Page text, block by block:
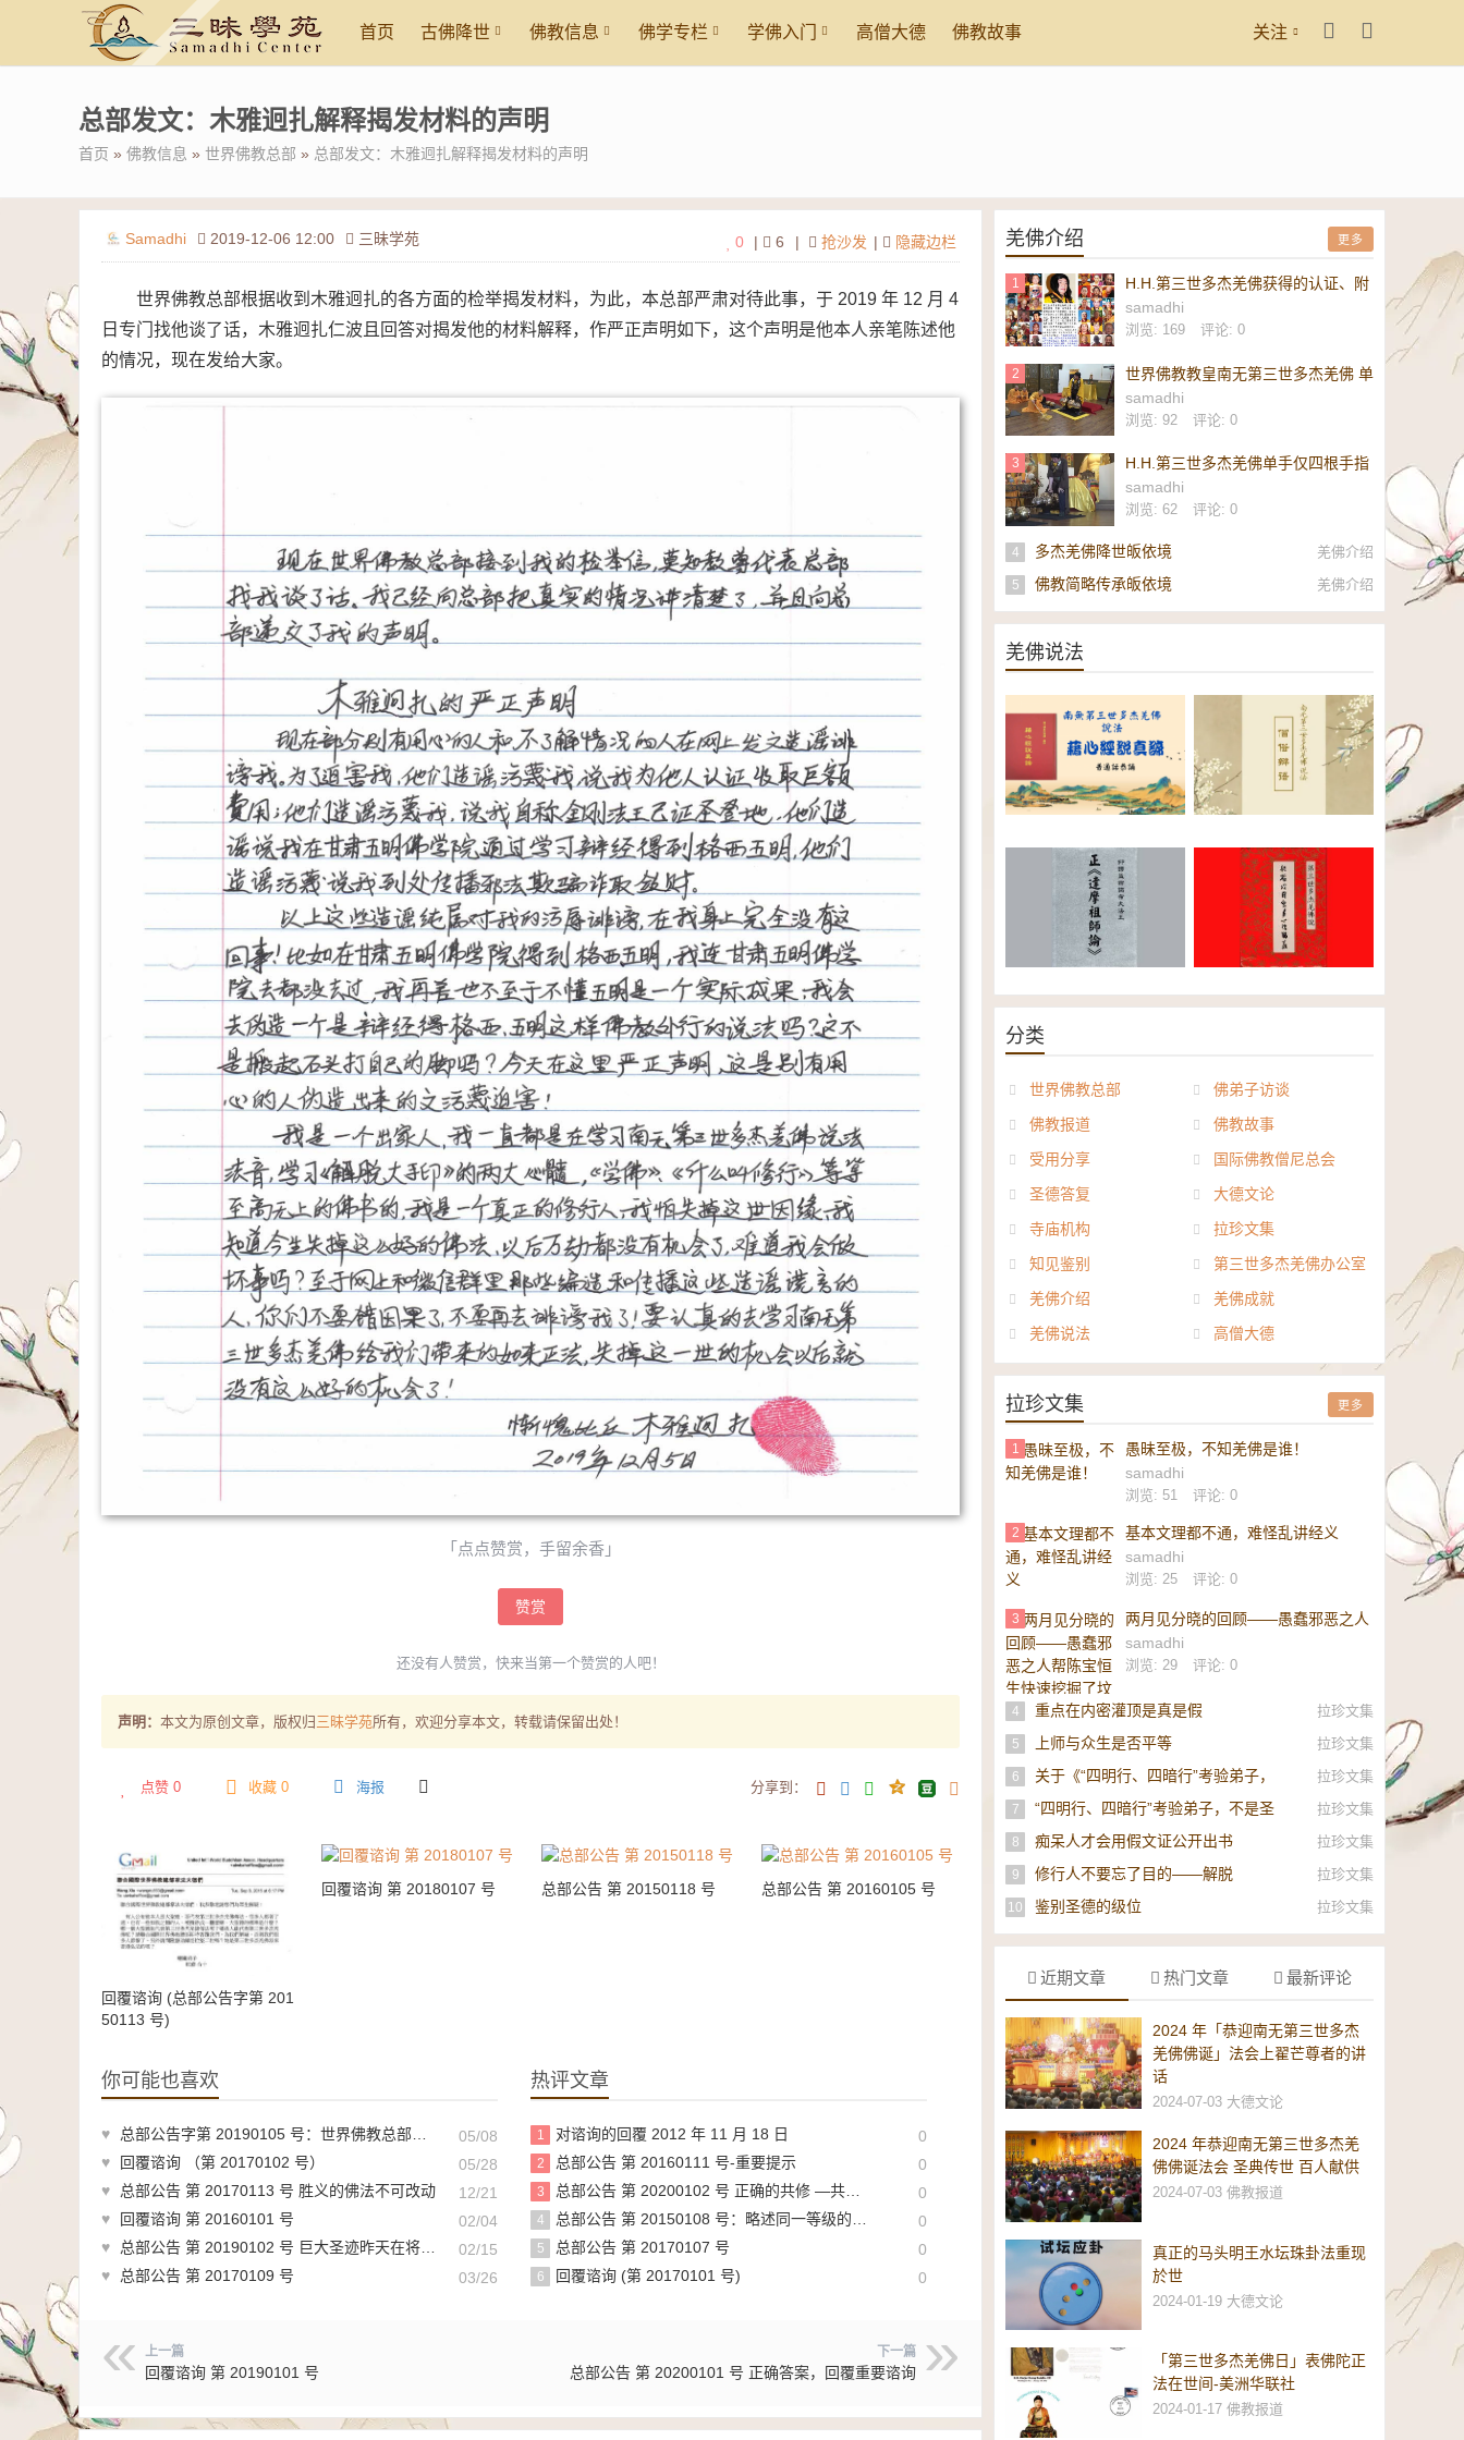
关注
首页 古佛降世 佛教信息 佛学专栏 学佛入门 高僧大德 佛教故事
总部发文：木雅迥扎解释揭发材料的声明
首页 » 佛教信息 » 世界佛教总部 » 总部发文：木雅迥扎解释揭发材料的声明
Samadhi 2019-12-06 12:00 三昧学苑 | 隐藏边栏
| 抢沙发
| 6
0
世界佛教总部根据收到木雅迥扎的各方面的检举揭发材料，为此，本总部严肃对待此事，于 2019 年 12 月 4
日专门找他谈了话，木雅迥扎仁波且回答对揭发他的材料解释，作严正声明如下，这个声明是他本人亲笔陈述他
的情况，现在发给大家。
「点点赞赏，手留余香」
赞赏
还没有人赞赏，快来当第一个赞赏的人吧！
声明： 本文为原创文章，版权归 三昧学苑所有，欢迎分享本文，转载请保留出处！
点赞 0 收藏 0 海报 分享到：
回覆谘询 (总部公告字第 201
50113 号)
回覆谘询 第 20180107 号 总部公告 第 20150118 号 总部公告 第 20160105 号
你可能也喜欢
♥ 总部公告字第 20190105 号：世界佛教总部重要严肃公告
05/08
♥
回覆谘询 （第 20170102 号）
05/28
♥
总部公告 第 20170113 号 胜义的佛法不可改动
12/21
♥
回覆谘询 第 20160101 号
02/04
♥
总部公告 第 20190102 号 巨大圣迹昨天在将建立的佛教城圣天湖上展示
02/15
♥
总部公告 第 20170109 号 03/26
热评文章
1 对谘询的回覆 2012 年 11 月 18 日 0
2 总部公告 第 20160111 号-重要提示 0
3 总部公告 第 20200102 号 正确的共修 —共修不可走题涉偏锋 0
4 总部公告 第 20150108 号：略述同一等级的圣德差别和八风阵 0
5 总部公告 第 20170107 号 0
6 回覆谘询 (第 20170101 号) 0
上一篇
回覆谘询 第 20190101 号
下一篇
总部公告 第 20200101 号 正确答案，回覆重要谘询
更多
羌佛介绍
1
H.H.第三世多杰羌佛获得的认证、附
议、恭贺
samadhi
浏览: 169 评论: 0
2
世界佛教教皇南无第三世多杰羌佛 单
手勾提 437.2 磅金刚杵-维加斯新闻
报
samadhi
浏览: 92 评论: 0
3
H.H.第三世多杰羌佛单手仅四根手指
勾起 437.2 磅重的镇殿金刚杵-美新
社
samadhi
浏览: 62 评论: 0
4 多杰羌佛降世皈依境 羌佛介绍
5 佛教简略传承皈依境 羌佛介绍
羌佛说法
真谛》普通话恭诵（全）电子书
辩语
分类
世界佛教总部
佛弟子访谈
佛教报道
佛教故事
受用分享
国际佛教僧尼总会
圣德答复
大德文论
寺庙机构
拉珍文集
知见鉴别
第三世多杰羌佛办公室
羌佛介绍
羌佛成就
羌佛说法
高僧大德
更多
拉珍文集
1
愚昧至极，不知羌佛是谁！
samadhi
浏览: 51 评论: 0
2
基本文理都不通，难怪乱讲经义
samadhi
浏览: 25 评论: 0
3
两月见分晓的回顾——愚蠢邪恶之人
帮陈宝恒生快速挖掘了坟墓
samadhi
浏览: 29 评论: 0
4 重点在内密灌顶是真是假 拉珍文集
5 上师与众生是否平等 拉珍文集
6
关于《“四明行、四暗行”考验弟子，
不是圣者，即是邪师》的补充
拉珍文集
7
“四明行、四暗行”考验弟子，不是圣
者，即是邪师！
拉珍文集
8 痴呆人才会用假文证公开出书 拉珍文集
9 修行人不要忘了目的——解脱 拉珍文集
10 鉴别圣德的级位 拉珍文集
近期文章 热门文章 最新评论
2024 年「恭迎南无第三世多杰
羌佛佛诞」法会上翟芒尊者的讲
话
2024-07-03 大德文论
2024 年恭迎南无第三世多杰羌
佛佛诞法会 圣典传世 百人献供
2024-07-03 佛教报道
真正的马头明王水坛珠卦法重现
於世
2024-01-19 大德文论
「第三世多杰羌佛日」表佛陀正
法在世间-美洲华联社
2024-01-17 佛教报道